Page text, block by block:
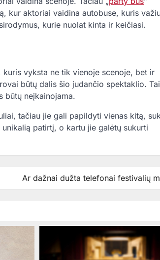
kur aktoriai vaidina autobuse, kuris
kurie nuolat kinta ir keičiasi.
vyksta ne tik vienoje scenoje, bet ir
būtų dalis šio judančio spektaklio.
būtų neįkainojama.
tačiau jie gali papildyti vienas kitą,
patirtį, o kartu jie galėtų sukurti
Ar dažnai dužta telefonai festivalių